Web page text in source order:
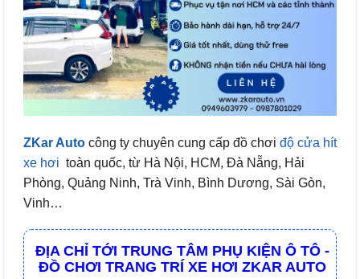
ZKar Auto công ty chuyên cung cấp đồ chơi độ cửa hít
xe hơi toàn quốc, từ Hà Nội, HCM, Đà Nẵng, Hải
Phòng, Quảng Ninh, Trà Vinh, Bình Dương, Sài Gòn,
Vinh…
ĐỊA CHỈ TỚI TRUNG TÂM PHỤ KIỆN Ô TÔ -
ĐỒ CHƠI TRANG TRÍ XE HƠI ZKAR AUTO